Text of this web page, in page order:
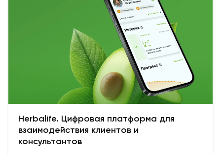
Herbalife. Цифровая платформа для
взаимодействия клиентов и
консультантов